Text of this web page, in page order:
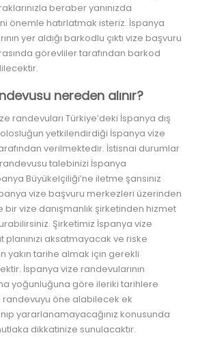
beraber yanınızda
önemle hatırlatmak isteriz. İspanya
yer aldığı barkodlu çıktı vize başvuru
görevliler tarafından barkod
nereden alınır?
randevuları Türkiye’deki İspanya dış
yetkilendirdiği İspanya vize
verilmektedir. İstisnai durumlar
talebinizi İspanya
Büyükelçiliği’ne iletme şansınız
vize başvuru merkezleri üzerinden
vize danışmanlık şirketinden hizmet
Şirketimiz İspanya vize
aksatmayacak ve riske
yakın tarihe almak için gerekli
İspanya vize randevularının
yoğunluğuna göre ileriki tarihlere
öne alabilecek ek
yararlanamayacağınız konusunda
dikkatinize sunulacaktır.